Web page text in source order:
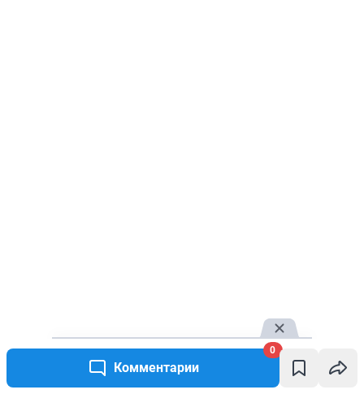
Комментарии
0